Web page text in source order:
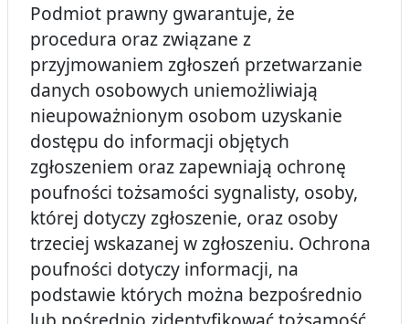
Podmiot prawny gwarantuje, że
procedura oraz związane z
przyjmowaniem zgłoszeń przetwarzanie
danych osobowych uniemożliwiają
nieupoważnionym osobom uzyskanie
dostępu do informacji objętych
zgłoszeniem oraz zapewniają ochronę
poufności tożsamości sygnalisty, osoby,
której dotyczy zgłoszenie, oraz osoby
trzeciej wskazanej w zgłoszeniu. Ochrona
poufności dotyczy informacji, na
podstawie których można bezpośrednio